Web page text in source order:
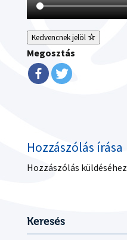
Kedvencnek jelöl
Megosztás
Hozzászólás írása
Hozzászólás küldéséhez
Keresés